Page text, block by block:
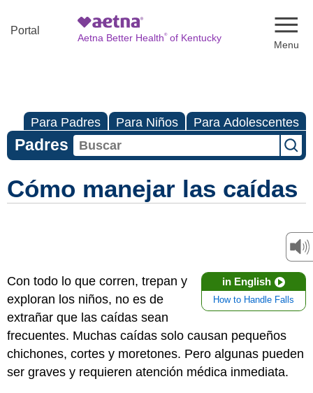
Portal
Aetna Better Health®of Kentucky
Para Padres Para Niños Para Adolescentes
Padres
Cómo manejar las caídas
in English
How to Handle Falls
Con todo lo que corren, trepan y
exploran los niños, no es de
extrañar que las caídas sean
frecuentes. Muchas caídas solo causan pequeños
chichones, cortes y moretones. Pero algunas pueden
ser graves y requieren atención médica inmediata.